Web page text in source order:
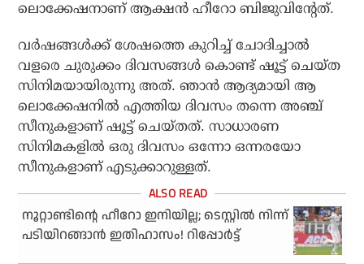
ലൊക്കേഷനാണ് ആക്ഷന്‍ ഹീറോ ബിജുവിന്റേത്.
വര്‍ഷങ്ങള്‍ക്ക് ശേഷത്തെ കുറിച്ച് ചോദിച്ചാല്‍
വളരെ ചുരുക്കം ദിവസങ്ങള്‍ കൊണ്ട് ഷൂട്ട് ചെയ്ത
സിനിമയായിരുന്നു അത്. ഞാന്‍ ആദ്യമായി ആ
ലൊക്കേഷനില്‍ എത്തിയ ദിവസം തന്നെ അഞ്ച്
സീനുകളാണ് ഷൂട്ട് ചെയ്തത്. സാധാരണ
സിനിമകളില്‍ ഒരു ദിവസം ഒന്നോ ഒന്നരയോ
സീനുകളാണ് എടുക്കാറുള്ളത്.
നൂറ്റാണ്ടിന്റെ ഹീറോ ഇനിയില്ല; ടെസ്റ്റില്‍ നിന്ന്
പടിയിറങ്ങാന്‍ ഇതിഹാസം! റിപ്പോര്‍ട്ട്